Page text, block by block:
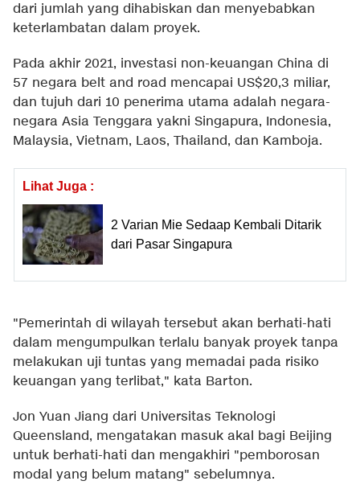
dari jumlah yang dihabiskan dan menyebabkan
keterlambatan dalam proyek.
Pada akhir 2021, investasi non-keuangan China di
57 negara belt and road mencapai US$20,3 miliar,
dan tujuh dari 10 penerima utama adalah negara-
negara Asia Tenggara yakni Singapura, Indonesia,
Malaysia, Vietnam, Laos, Thailand, dan Kamboja.
Lihat Juga :
2 Varian Mie Sedaap Kembali Ditarik
dari Pasar Singapura
"Pemerintah di wilayah tersebut akan berhati-hati
dalam mengumpulkan terlalu banyak proyek tanpa
melakukan uji tuntas yang memadai pada risiko
keuangan yang terlibat," kata Barton.
Jon Yuan Jiang dari Universitas Teknologi
Queensland, mengatakan masuk akal bagi Beijing
untuk berhati-hati dan mengakhiri "pemborosan
modal yang belum matang" sebelumnya.